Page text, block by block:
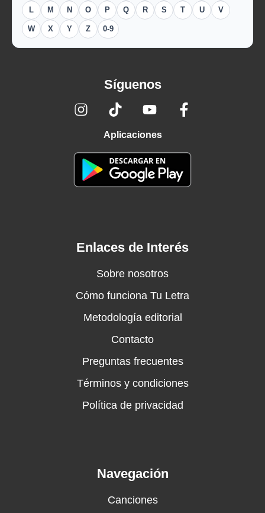
L M N O P Q R S T U V
W X Y Z 0-9
Síguenos
Aplicaciones
Enlaces de Interés
Sobre nosotros
Cómo funciona Tu Letra
Metodología editorial
Contacto
Preguntas frecuentes
Términos y condiciones
Política de privacidad
Navegación
Canciones